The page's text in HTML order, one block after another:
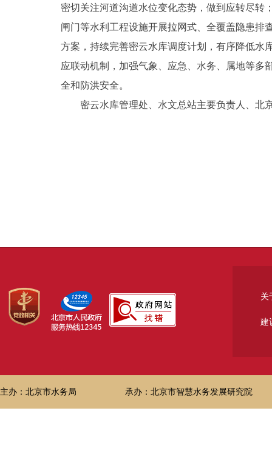
密切关注河道沟道水位变化态势，做到应转尽转
闸门等水利工程设施开展拉网式、全覆盖隐患排
方案，持续完善密云水库调度计划，有序降低水
应联动机制，加强气象、应急、水务、属地等多
全和防洪安全。
密云水库管理处、水文总站主要负责人、北
关
建
主办：北京市水务局 承办：北京市智慧水务发展研究院